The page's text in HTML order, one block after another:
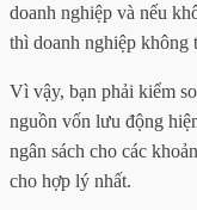
doanh nghiệp và nếu
thì doanh nghiệp
Vì vậy, bạn phải kiểm
nguồn vốn lưu động
ngân sách cho các
cho hợp lý nhất.